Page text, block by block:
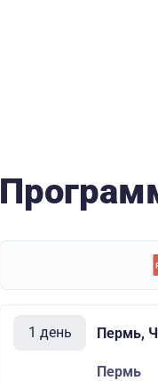
1 день Пермь,
Пермь